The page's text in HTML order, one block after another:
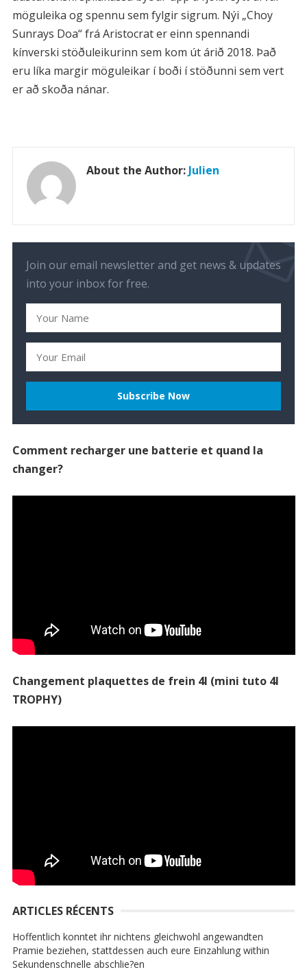
möguleika og spennu sem fylgir sigrum. Nýi „Choy
Sunrays Doa“ frá Aristocrat er einn spennandi
kínverski stöðuleikurinn sem kom út árið 2018. Það
eru líka margir möguleikar í boði í stöðunni sem vert
er að skoða nánar.
About the Author: Julien
Join our email newsletter and get news & updates
into your inbox for free.
Comment recharger une batterie et quand la
changer?
Changement plaquettes de frein 4l (mini tuto 4l
TROPHY)
ARTICLES RÉCENTS
Hoffentlich konntet ihr nichtens gleichwohl angewandten
Pramie beziehen, stattdessen auch eure Einzahlung within
Sekundenschnelle abschlie?en